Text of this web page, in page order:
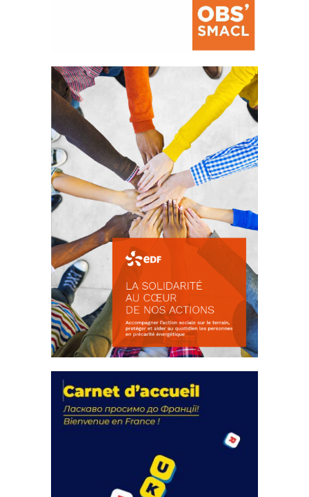
La prévention des conflits
d’intérêts
18 septembre 2023
FEUILLETER
actions
18 septembre 2023
FEUILLETER